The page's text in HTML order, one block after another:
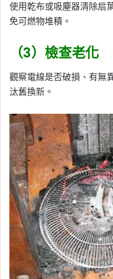
使用乾布或吸塵器清除扇
免可燃物堆積。
（3）檢查老化
觀察電線是否破損、有無
汰舊換新。